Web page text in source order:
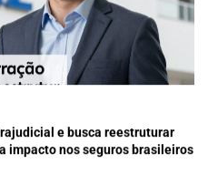
e busca reestruturar
impacto nos seguros brasileiros